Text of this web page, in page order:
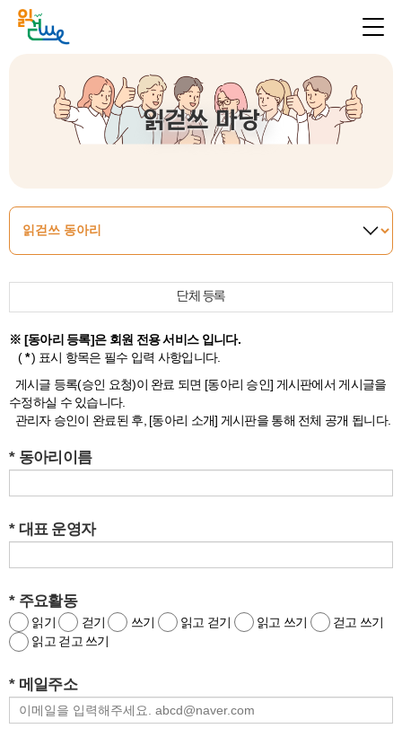
읽걷쓰 마당
단체 등록
※ [동아리 등록]은 회원 전용 서비스 입니다.
(*) 표시 항목은 필수 입력 사항입니다.
게시글 등록(승인 요청)이 완료 되면 [동아리 승인] 게시판에서 게시글을
수정하실 수 있습니다.
관리자 승인이 완료된 후, [동아리 소개] 게시판을 통해 전체 공개 됩니다.
* 동아리이름
* 대표 운영자
* 주요활동
읽기 걷기 쓰기 읽고 걷기 읽고 쓰기
걷고 쓰기
읽고 걷고 쓰기
* 메일주소